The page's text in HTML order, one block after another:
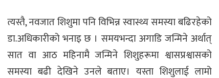
त्यस्तै, नवजात शिशुमा पनि विभिन्न स्वास्थ्य समस्या बढिरहेको
डा.अधिकारीको भनाइ छ । समयभन्दा अगाडि जन्मिने अर्थात्
सात वा आठ महिनामै जन्मिने शिशुहरूमा श्वासप्रश्वासको
समस्या बढी देखिने उनले बताए। यस्ता शिशुलाई लामो